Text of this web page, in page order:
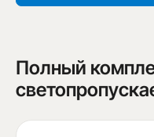
Полный